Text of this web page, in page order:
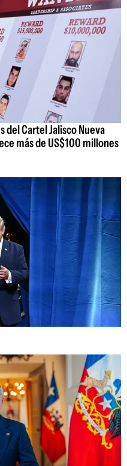
del Cartel Jalisco Nueva
más de US$100 millones